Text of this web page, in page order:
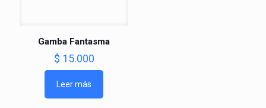
Gamba Fantasma
$ 15.000
Leer más